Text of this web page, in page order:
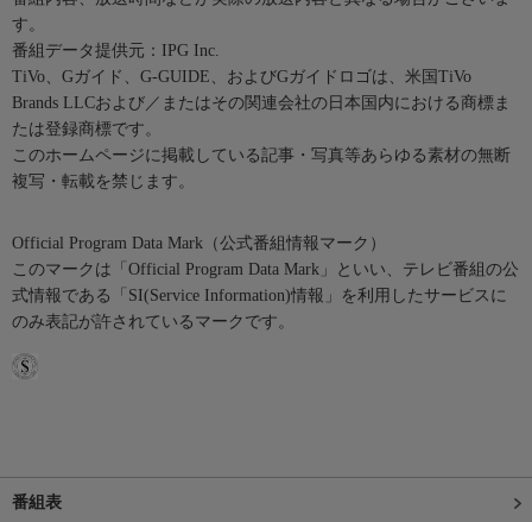
す。
番組データ提供元：IPG Inc.
TiVo、Gガイド、G-GUIDE、およびGガイドロゴは、米国TiVo
Brands LLCおよび／またはその関連会社の日本国内における商標ま
たは登録商標です。
このホームページに掲載している記事・写真等あらゆる素材の無断
複写・転載を禁じます。
Official Program Data Mark（公式番組情報マーク）
このマークは「Official Program Data Mark」といい、テレビ番組の公
式情報である「SI(Service Information)情報」を利用したサービスに
のみ表記が許されているマークです。
番組表